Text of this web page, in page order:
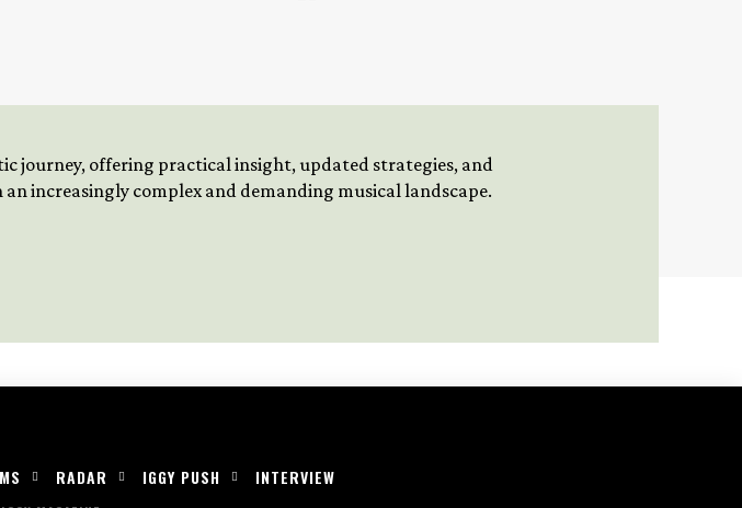
journey, offering practical insight, updated strategies, and
increasingly complex and demanding musical landscape.
RADAR IGGY PUSH INTERVIEW